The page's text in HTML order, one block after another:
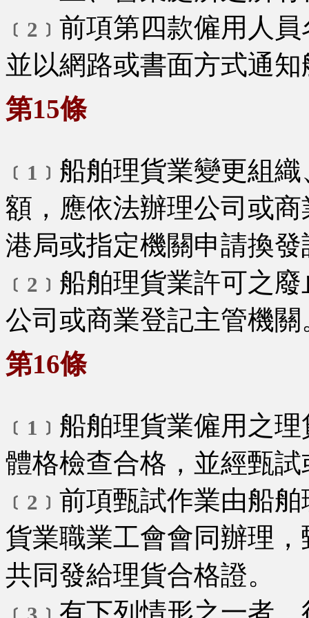
﹝2﹞ 前項第四款僱用人
並以網路或書面方式通
第15條
﹝1﹞ 船舶理貨業變更組
額，應依法辦理公司或
港局或指定機關申請換
﹝2﹞ 船舶理貨業許可之
公司或商業登記主管機關
第16條
﹝1﹞ 船舶理貨業僱用之
體格檢查合格，並經甄
﹝2﹞ 前項甄試作業由船
貨業職業工會會同辦理
共同發給理貨合格證。